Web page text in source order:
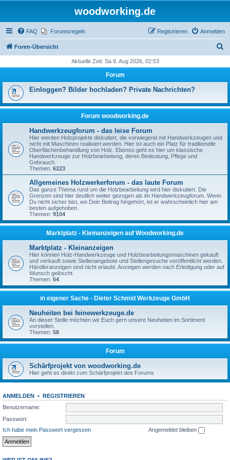
woodworking.de
FAQ Forumsregeln Anmelden
Registrieren
Foren-Übersicht
h
Aktuelle Zeit: Sa 8. Aug 2026, 02:53
Forum
Einloggen? Bilder hochladen? Private Nachrichten?
Forum woodworking.de
Handwerkzeugforum - das leise Forum
Hier werden Holzprojekte diskutiert, die vorwiegend mit Handwerkzeugen und
nicht mit Maschinen realisiert werden. Hier ist auch ein Platz für traditionelle
Oberflächenbehandlung von Holz. Ebenso geht es hier um klassische
Handwerkzeuge zur Holzbearbeiteng, deren Bedeutung, Pflege und
Gebrauch.
Themen: 6223
Allgemeines Holzwerkerforum - das laute Forum
Das ganze Thema rund um die Holzbearbeitung wird hier diskutiert. Die
Grenzen sind hier deutlich weiter gezogen als im Handwerkzeugforum. Wenn
Du nicht sicher bist, wo Dein Beitrag hingehört, ist er wahrscheinlich hier am
besten aufgehoben.
Themen: 9104
Marktplatz - Kleinanzeigen auf Woodworking.de
Marktplatz - Kleinanzeigen
Hier können Holz-Handwerkzeuge und Holzbearbeitungsmaschinen gekauft
und verkauft sowie Stellenangebote und Stellengesuche veröffentlicht werden.
Händleranzeigen sind nicht erlaubt. Anzeigen werden nach Erledigung oder auf
Wunsch gelöscht.
Themen: 64
in eigener Sache - Dieter Schmid Werkzeuge GmbH
Neuheiten bei feinewerkzeuge.de
An dieser Stelle möchten wir Euch gern unsere Neuheiten im Sortiment
vorstellen.
Themen: 58
Forum
Schärfprojekt von woodworking.de
Hier geht es direkt zum Schärfprojekt des Forums
ANMELDEN • REGISTRIEREN
Benutzername:
Passwort:
Ich habe mein Passwort vergessen
Angemeldet bleiben